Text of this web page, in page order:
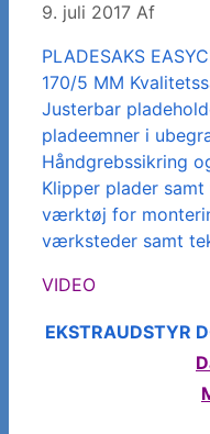
9. juli 2017 Af
PLADESAKS
170/5 MM
Justerbar
pladeemner i
Håndgrebssikring
Klipper plader
værktøj for
værksteder samt
VIDEO
EKSTRAUDSTYR